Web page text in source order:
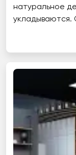
натуральное
укладываются.